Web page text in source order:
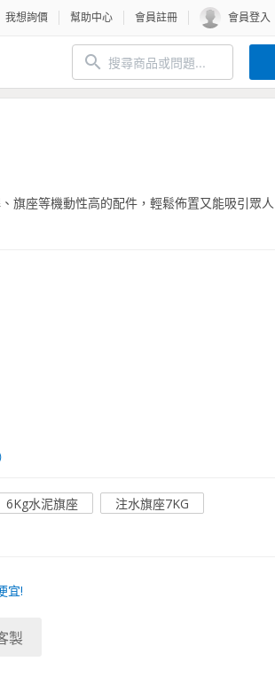
我想詢價 幫助中心 會員註冊 會員登入
旗座等機動性高的配件，輕鬆佈置又能吸引眾
6Kg水泥旗座
注水旗座7KG
宜!
製